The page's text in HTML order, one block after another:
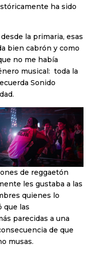
ha sido
la primaria, esas
bien cabrón y como
no me había
musical: toda la
Sonido
de reggaetón
les gustaba a las
quienes lo
que las
parecidas a una
de que
musas.